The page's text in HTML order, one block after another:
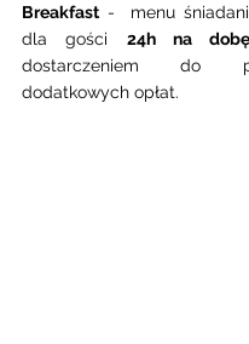
Breakfast -  menu
dla gości 24h na dobę
dostarczeniem do
dodatkowych opłat.